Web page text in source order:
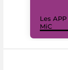
Les
MiC